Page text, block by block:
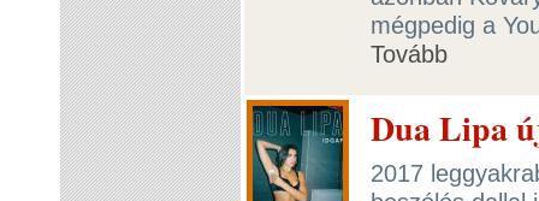
mégpedig a
Tovább
Dua Lipa
2017